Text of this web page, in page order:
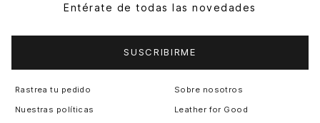
Entérate de todas las novedades
SUSCRIBIRME
Rastrea tu pedido
Nuestras políticas
Sobre nosotros
Leather for Good